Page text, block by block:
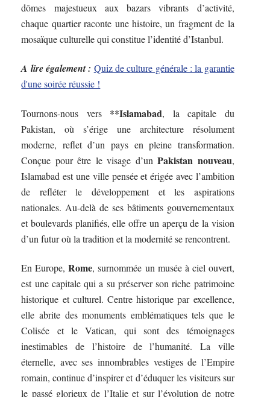
dômes majestueux aux bazars vibrants d’activité,
chaque quartier raconte une histoire, un fragment de la
mosaïque culturelle qui constitue l’identité d’Istanbul.
A lire également : Quiz de culture générale : la garantie
d'une soirée réussie !
Tournons-nous vers **Islamabad, la capitale du
Pakistan, où s’érige une architecture résolument
moderne, reflet d’un pays en pleine transformation.
Conçue pour être le visage d’unPakistan nouveau,
Islamabad est une ville pensée et érigée avec l’ambition
de refléter le développement et les aspirations
nationales. Au-delà de ses bâtiments gouvernementaux
et boulevards planifiés, elle offre un aperçu de la vision
d’un futur où la tradition et la modernité se rencontrent.
En Europe,Rome, surnommée un musée à ciel ouvert,
est une capitale qui a su préserver son riche patrimoine
historique et culturel. Centre historique par excellence,
elle abrite des monuments emblématiques tels que le
Colisée et le Vatican, qui sont des témoignages
inestimables de l’histoire de l’humanité. La ville
éternelle, avec ses innombrables vestiges de l’Empire
romain, continue d’inspirer et d’éduquer les visiteurs sur
le passé glorieux de l’Italie et sur l’évolution de notre